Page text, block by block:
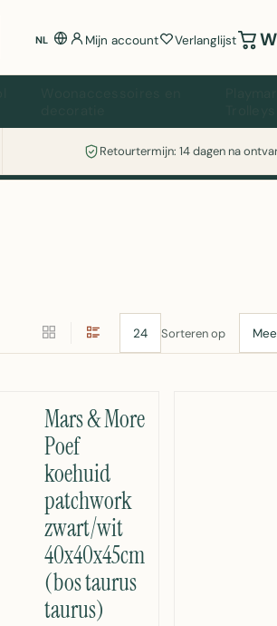
NL Mijn account Verlanglijst
Retourtermijn: 14 dagen na
Sorteren op
Mars & More
Poef
koehuid
patchwork
zwart/wit
40x40x45cm
(bos taurus
taurus)